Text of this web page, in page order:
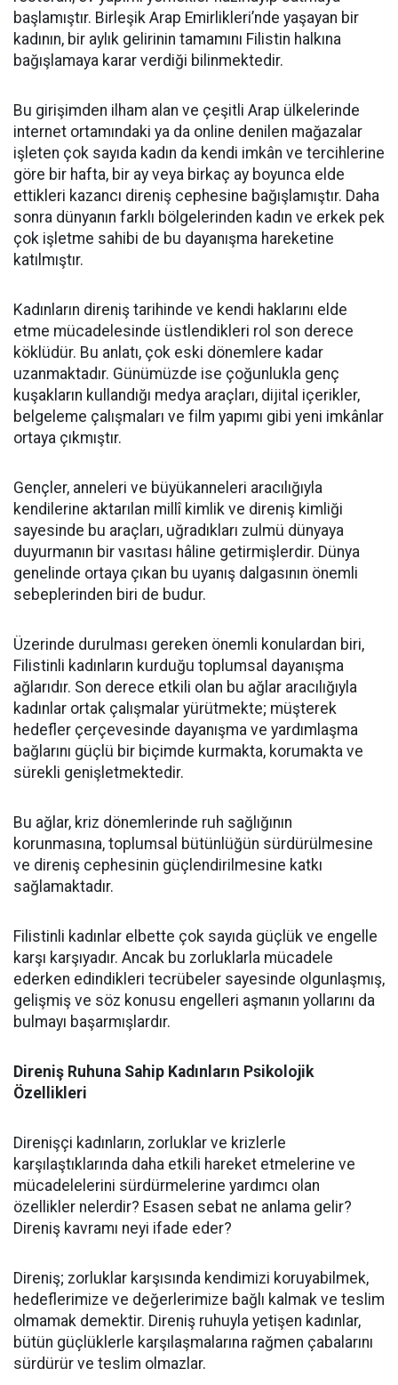
başlamıştır. Birleşik Arap Emirlikleri’nde yaşayan bir
kadının, bir aylık gelirinin tamamını Filistin halkına
bağışlamaya karar verdiği bilinmektedir.
Bu girişimden ilham alan ve çeşitli Arap ülkelerinde
internet ortamındaki ya da online denilen mağazalar
işleten çok sayıda kadın da kendi imkân ve tercihlerine
göre bir hafta, bir ay veya birkaç ay boyunca elde
ettikleri kazancı direniş cephesine bağışlamıştır. Daha
sonra dünyanın farklı bölgelerinden kadın ve erkek pek
çok işletme sahibi de bu dayanışma hareketine
katılmıştır.
Kadınların direniş tarihinde ve kendi haklarını elde
etme mücadelesinde üstlendikleri rol son derece
köklüdür. Bu anlatı, çok eski dönemlere kadar
uzanmaktadır. Günümüzde ise çoğunlukla genç
kuşakların kullandığı medya araçları, dijital içerikler,
belgeleme çalışmaları ve film yapımı gibi yeni imkânlar
ortaya çıkmıştır.
Gençler, anneleri ve büyükanneleri aracılığıyla
kendilerine aktarılan millî kimlik ve direniş kimliği
sayesinde bu araçları, uğradıkları zulmü dünyaya
duyurmanın bir vasıtası hâline getirmişlerdir. Dünya
genelinde ortaya çıkan bu uyanış dalgasının önemli
sebeplerinden biri de budur.
Üzerinde durulması gereken önemli konulardan biri,
Filistinli kadınların kurduğu toplumsal dayanışma
ağlarıdır. Son derece etkili olan bu ağlar aracılığıyla
kadınlar ortak çalışmalar yürütmekte; müşterek
hedefler çerçevesinde dayanışma ve yardımlaşma
bağlarını güçlü bir biçimde kurmakta, korumakta ve
sürekli genişletmektedir.
Bu ağlar, kriz dönemlerinde ruh sağlığının
korunmasına, toplumsal bütünlüğün sürdürülmesine
ve direniş cephesinin güçlendirilmesine katkı
sağlamaktadır.
Filistinli kadınlar elbette çok sayıda güçlük ve engelle
karşı karşıyadır. Ancak bu zorluklarla mücadele
ederken edindikleri tecrübeler sayesinde olgunlaşmış,
gelişmiş ve söz konusu engelleri aşmanın yollarını da
bulmayı başarmışlardır.
Direniş Ruhuna Sahip Kadınların Psikolojik
Özellikleri
Direnişçi kadınların, zorluklar ve krizlerle
karşılaştıklarında daha etkili hareket etmelerine ve
mücadelelerini sürdürmelerine yardımcı olan
özellikler nelerdir? Esasen sebat ne anlama gelir?
Direniş kavramı neyi ifade eder?
Direniş; zorluklar karşısında kendimizi koruyabilmek,
hedeflerimize ve değerlerimize bağlı kalmak ve teslim
olmamak demektir. Direniş ruhuyla yetişen kadınlar,
bütün güçlüklerle karşılaşmalarına rağmen çabalarını
sürdürür ve teslim olmazlar.